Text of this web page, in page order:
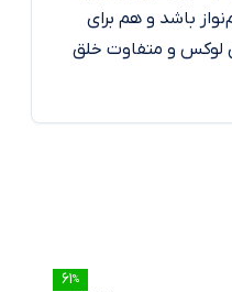
باشد و هم برای
لوکس و متفاوت خلق
%
61